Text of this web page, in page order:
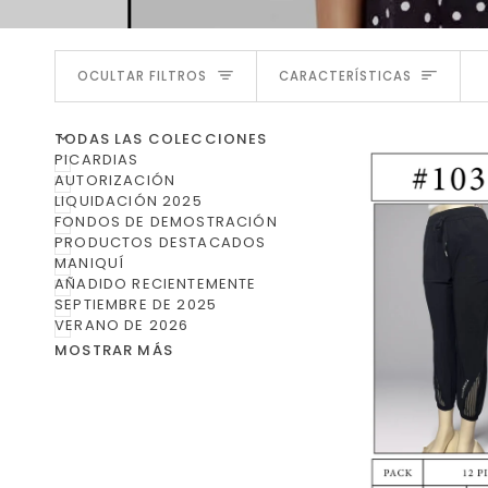
OCULTAR FILTROS CARACTERÍSTICAS
TODAS LAS COLECCIONES
MENÚAMPLIAOCULTARELMENPICARDIAS
AUTORIZACIÓN
LIQUIDACIÓN 2025
FONDOS DE DEMOSTRACIÓN
PRODUCTOS DESTACADOS
MANIQUÍ
AÑADIDO RECIENTEMENTE
SEPTIEMBRE DE 2025
VERANO DE 2026
MOSTRAR MÁS